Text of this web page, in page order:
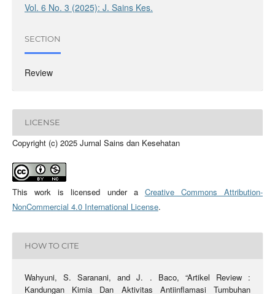
Vol. 6 No. 3 (2025): J. Sains Kes.
SECTION
Review
LICENSE
Copyright (c) 2025 Jurnal Sains dan Kesehatan
This work is licensed under a Creative Commons Attribution-
NonCommercial 4.0 International License.
HOW TO CITE
Wahyuni, S. Saranani, and J. . Baco, “Artikel Review :
Kandungan Kimia Dan Aktivitas Antiinflamasi Tumbuhan